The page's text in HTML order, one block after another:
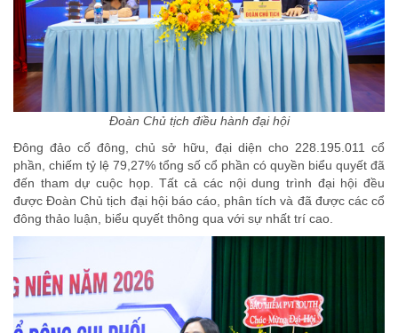
Đoàn Chủ tịch điều hành đại hội
Đông đảo cổ đông, chủ sở hữu, đại diện cho 228.195.011 cổ
phần, chiếm tỷ lệ 79,27% tổng số cổ phần có quyền biểu quyết đã
đến tham dự cuộc họp. Tất cả các nội dung trình đại hội đều
được Đoàn Chủ tịch đại hội báo cáo, phân tích và đã được các cổ
đông thảo luận, biểu quyết thông qua với sự nhất trí cao.